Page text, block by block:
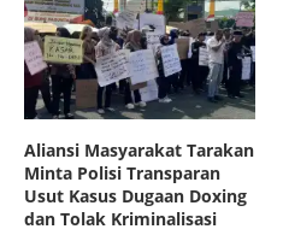
Aliansi Masyarakat Tarakan
Minta Polisi Transparan
Usut Kasus Dugaan Doxing
dan Tolak Kriminalisasi